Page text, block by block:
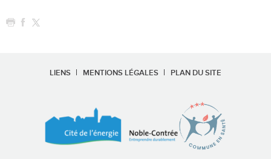
LIENS MENTIONS LÉGALES PLAN DU SITE